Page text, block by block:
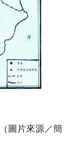
圖片來源／簡